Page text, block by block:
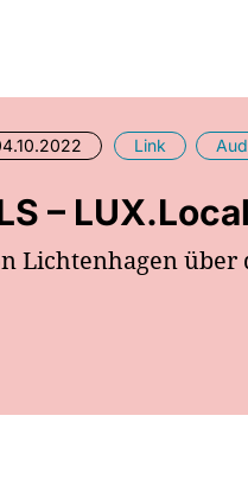
Link
–
Lichtenhagen über